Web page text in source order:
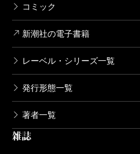
コミック
新潮社の電子書籍
レーベル・シリーズ一覧
発行形態一覧
著者一覧
雑誌